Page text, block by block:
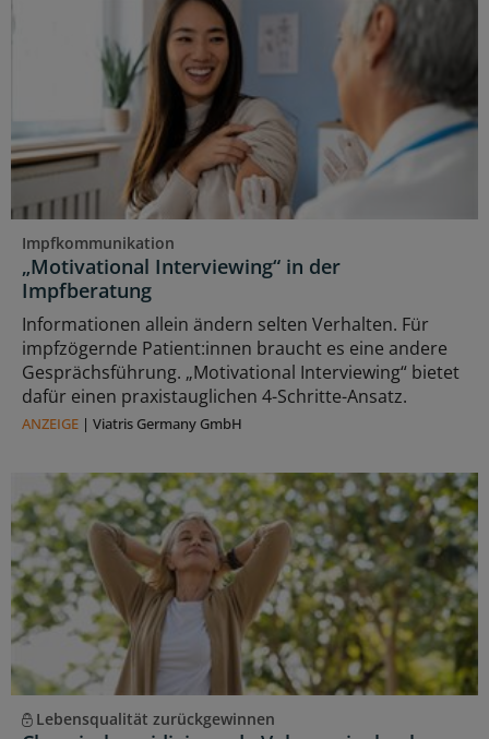
Impfkommunikation
„Motivational Interviewing“ in der
Impfberatung
Informationen allein ändern selten Verhalten. Für
impfzögernde Patient:innen braucht es eine andere
Gesprächsführung. „Motivational Interviewing“ bietet
dafür einen praxistauglichen 4-Schritte-Ansatz.
ANZEIGE | Viatris Germany GmbH
Lebensqualität zurückgewinnen